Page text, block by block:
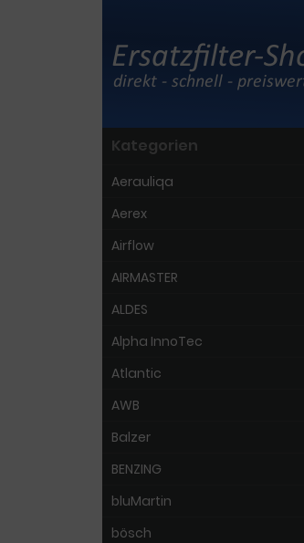
Kategorien
Aerauliqa
Aerex
Airflow
AIRMASTER
ALDES
Alpha InnoTec
Atlantic
AWB
Balzer
BENZING
bluMartin
bösch